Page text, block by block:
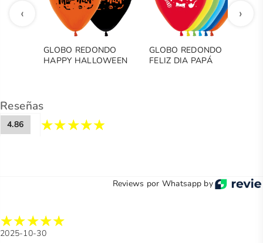
‹
GLOBO REDONDO
HAPPY HALLOWEEN
GLOBO REDONDO
FELIZ DIA PAPÁ
›
Reseñas
4.86
Reviews por Whatsapp by
2025-10-30